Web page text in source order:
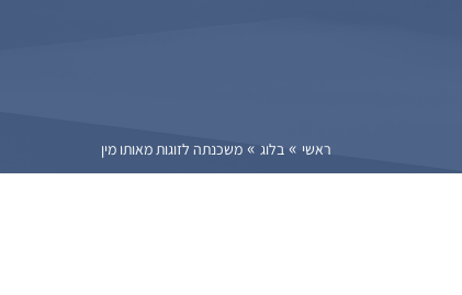
ראשי »בלוג »משכנתה לזוגות מאותו מין